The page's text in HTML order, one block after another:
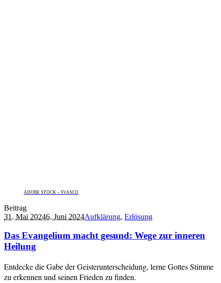
ADOBE STOCK – SVASCO
Beitrag
31. Mai 20246. Juni 2024Aufklärung, Erlösung
Das Evangelium macht gesund: Wege zur inneren
Heilung
Entdecke die Gabe der Geisterunterscheidung, lerne Gottes Stimme
zu erkennen und seinen Frieden zu finden.